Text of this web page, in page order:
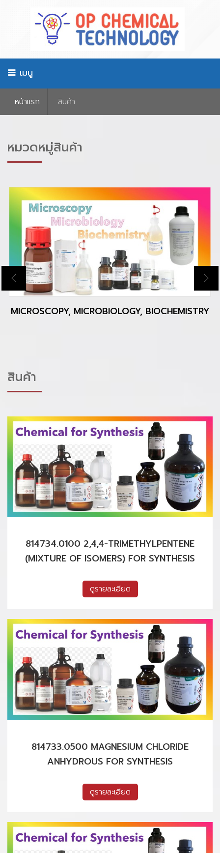
เมนู
หน้าเเรก สินค้า
หมวดหมู่สินค้า
MICROSCOPY, MICROBIOLOGY, BIOCHEMISTRY
สินค้า
814734.0100 2,4,4-TRIMETHYLPENTENE
(MIXTURE OF ISOMERS) FOR SYNTHESIS
ดูรายละเอียด
814733.0500 MAGNESIUM CHLORIDE
ANHYDROUS FOR SYNTHESIS
ดูรายละเอียด